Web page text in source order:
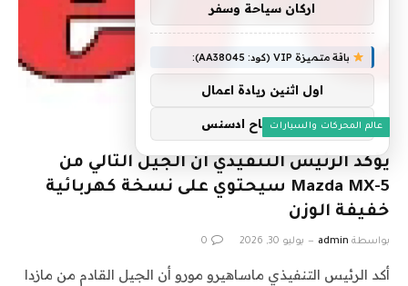
عالم المحركات والسيارات
يؤكد الرئيس التنفيذي أن الجيل التالي من
Mazda MX-5 سيحتوي على نسخة كهربائية
خفيفة الوزن
بواسطة admin يوليو 30, 2026 0
أكد الرئيس التنفيذي ماساهيرو مورو أن الجيل القادم من مازدا
اركان سياحة وسفر
باقة متميزة VIP (كود: AA38045):
اول اثنين ريادة اعمال
مشاركة ارباح ادسنس